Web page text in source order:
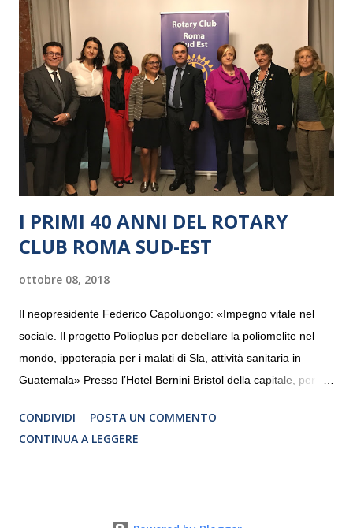
I PRIMI 40 ANNI DEL ROTARY
CLUB ROMA SUD-EST
ottobre 08, 2018
Il neopresidente Federico Capoluongo: «Impegno vitale nel
sociale. Il progetto Polioplus per debellare la poliomelite nel
mondo, ippoterapia per i malati di Sla, attività sanitaria in
Guatemala» Presso l’Hotel Bernini Bristol della capitale, per la
programmazione del Rotary Club Roma Sud-Est che festeggia
i quaranta anni di attività. Un’occasione per raccontare al
CONDIVIDI
POSTA UN COMMENTO
CONTINUA A LEGGERE